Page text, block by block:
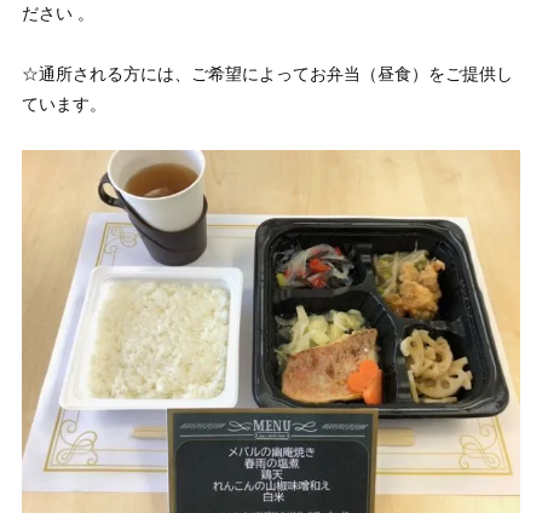
ださい 。
☆通所される方には、ご希望によってお弁当（昼食）をご提供し
ています。